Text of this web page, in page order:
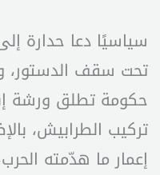
سياسيًا دعا حدارة
تحت سقف الدستور،
حكومة تطلق ورشة
تركيب الطرابيش،
إعمار ما هدّمته